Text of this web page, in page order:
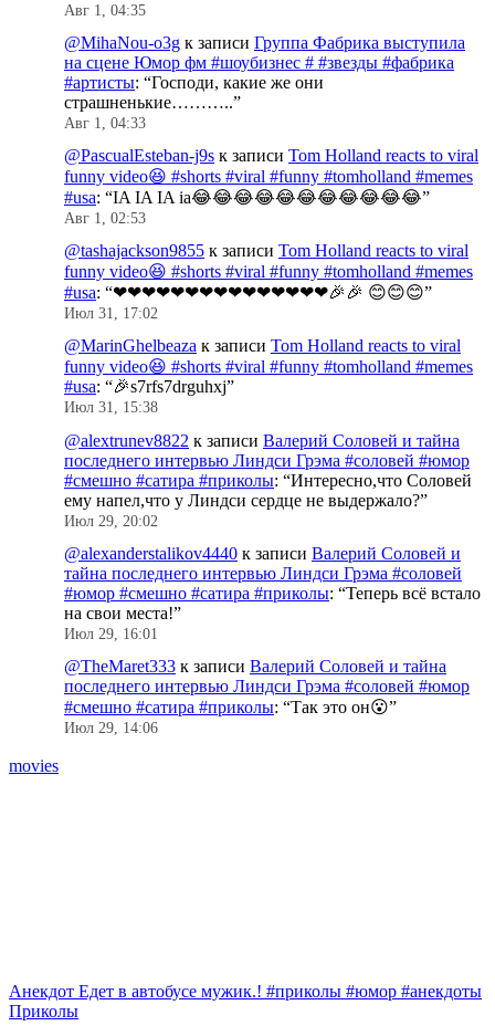
Авг 1, 04:35
@MihaNou-o3g к записи Группа Фабрика выступила
на сцене Юмор фм #шоубизнес # #звезды #фабрика
#артисты: “Господи, какие же они
страшненькие………..”
Авг 1, 04:33
@PascualEsteban-j9s к записи Tom Holland reacts to viral
funny video😆 #shorts #viral #funny #tomholland #memes
#usa: “IA IA IA ia😂😂😂😂😂😂😂😂😂😂😂”
Авг 1, 02:53
@tashajackson9855 к записи Tom Holland reacts to viral
funny video😆 #shorts #viral #funny #tomholland #memes
#usa: “❤❤❤❤❤❤❤❤❤❤❤❤❤❤❤🎉🎉 😊😊😊”
Июл 31, 17:02
@MarinGhelbeaza к записи Tom Holland reacts to viral
funny video😆 #shorts #viral #funny #tomholland #memes
#usa: “🎉s7rfs7drguhxj”
Июл 31, 15:38
@alextrunev8822 к записи Валерий Соловей и тайна
последнего интервью Линдси Грэма #соловей #юмор
#смешно #сатира #приколы: “Интересно,что Соловей
ему напел,что у Линдси сердце не выдержало?”
Июл 29, 20:02
@alexanderstalikov4440 к записи Валерий Соловей и
тайна последнего интервью Линдси Грэма #соловей
#юмор #смешно #сатира #приколы: “Теперь всё встало
на свои места!”
Июл 29, 16:01
@TheMaret333 к записи Валерий Соловей и тайна
последнего интервью Линдси Грэма #соловей #юмор
#смешно #сатира #приколы: “Так это он😮”
Июл 29, 14:06
movies
Анекдот Едет в автобусе мужик.! #приколы #юмор #анекдоты
Приколы